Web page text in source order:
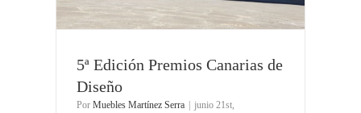
5ª Edición Premios Canarias de
Diseño
Por Muebles Martínez Serra
junio 21st,